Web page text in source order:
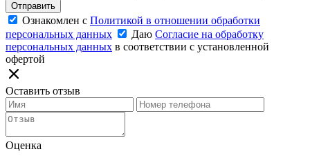
Отправить
Ознакомлен с Политикой в отношении обработки
персональных данных
Даю Согласие на обработку
персональных данных в соответствии с установленной
офертой
Оставить отзыв
Оценка